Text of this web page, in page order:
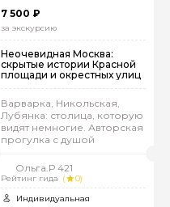
7 500 ₽
за экскурсию
Неочевидная Москва:
скрытые истории Красной
площади и окрестных улиц
Варварка, Никольская,
Лубянка: столица, которую
видят немногие. Авторская
прогулка с душой
Ольга.Р 421
Рейтинг гида (
0)
Индивидуальная